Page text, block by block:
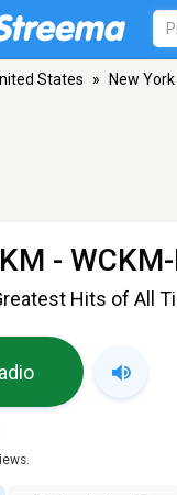
States » New York
-
Hits of All